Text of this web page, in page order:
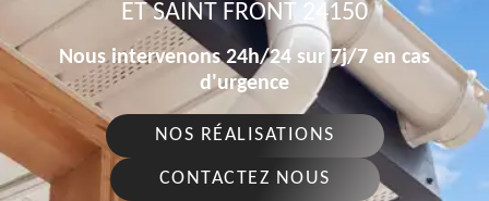
ET SAINT FRONT 24150
Nous intervenons 24h/24 sur 7j/7 en cas
d'urgence
NOS RÉALISATIONS
CONTACTEZ NOUS